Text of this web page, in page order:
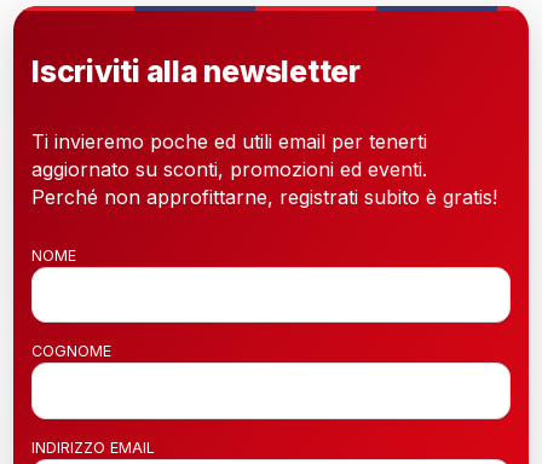
Iscriviti alla newsletter
Ti invieremo poche ed utili email per tenerti
aggiornato su sconti, promozioni ed eventi.
Perché non approfittarne, registrati subito è gratis!
NOME
COGNOME
INDIRIZZO EMAIL